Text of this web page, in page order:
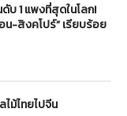
บ 1 แพงที่สุดในโลก!
น-สิงคโปร์” เรียบร้อย
ม้ไทยไปจีน